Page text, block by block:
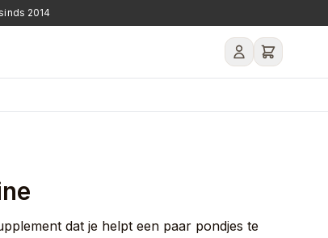
2014
dat je helpt een paar pondjes te